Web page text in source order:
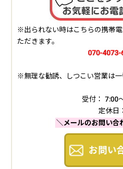
※出られない時はこちらの携帯
ただきます。
070-4073-
※無理な勧誘、しつこい営業は一
受付： 7:00
定休日：
＼メールのお問い合
お問い